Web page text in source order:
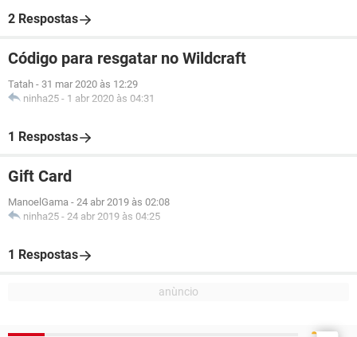
2 Respostas
Código para resgatar no Wildcraft
Tatah - 31 mar 2020 às 12:29
ninha25 - 1 abr 2020 às 04:31
1 Respostas
Gift Card
ManoelGama - 24 abr 2019 às 02:08
ninha25 - 24 abr 2019 às 04:25
1 Respostas